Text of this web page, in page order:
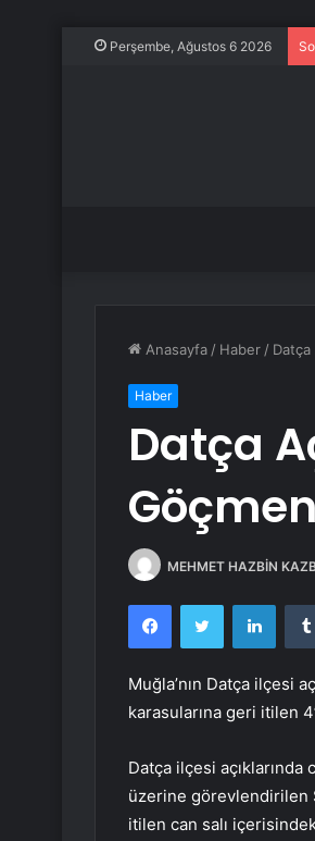
Perşembe, Ağustos 6 2026
Anasayfa / Haber / Datça
Haber
Datça
MEHMET HAZBİN
FacebookTwitter
Muğla’nın Datça ilçesi
karasularına geri itilen
Datça ilçesi
üzerine görevlendirilen
itilen can salı